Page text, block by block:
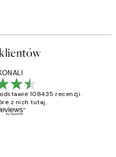
108435 recenzji.
z nich tutaj.